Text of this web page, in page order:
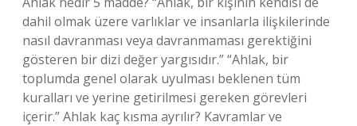
dahil olmak üzere varlıklar ve insanlarla ilişkilerinde
nasıl davranması veya davranmaması gerektiğini
gösteren bir dizi değer yargısıdır.” “Ahlak, bir
toplumda genel olarak uyulması beklenen tüm
kuralları ve yerine getirilmesi gereken görevleri
içerir.” Ahlak kaç kısma ayrılır? Kavramlar ve